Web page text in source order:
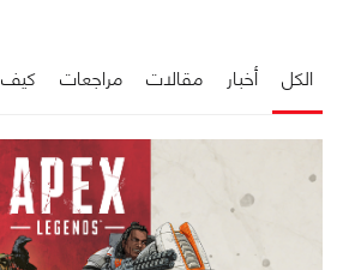
الكل أخبار مقالات مراجعات كيف